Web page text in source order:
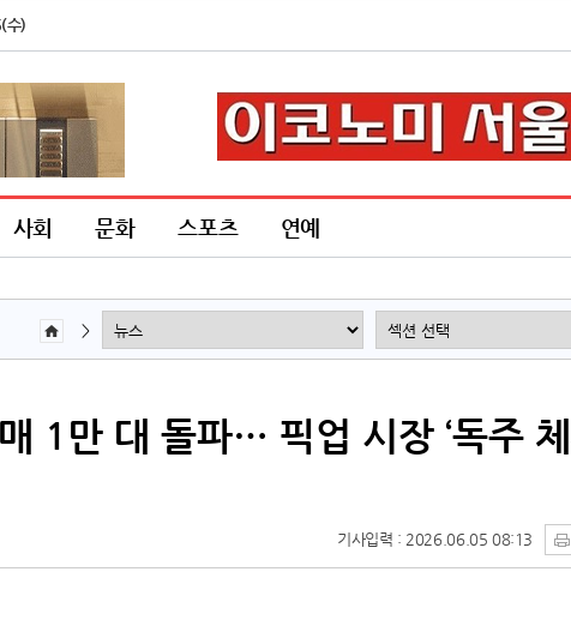
수)
사회 문화 스포츠 연예
>
1만 대 돌파… 픽업 시장 ‘독주 체
기사입력 : 2026.06.05 08:13